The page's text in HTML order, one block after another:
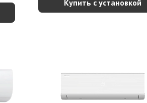
Купить с установкой